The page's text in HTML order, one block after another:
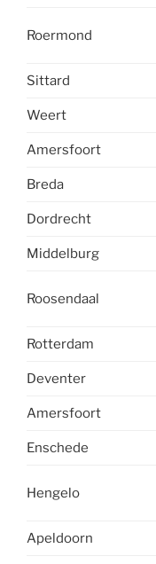
Roermond
Sittard
Weert
Amersfoort
Breda
Dordrecht
Middelburg
Roosendaal
Rotterdam
Deventer
Amersfoort
Enschede
Hengelo
Apeldoorn